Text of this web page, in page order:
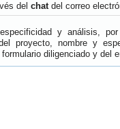
del chatdel correo
y análisis,
proyecto, nombre y
diligenciado y del